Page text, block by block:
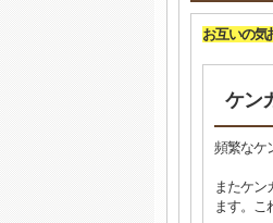
お互いの気
ケン
頻繁なケ
またケン
ます。こ